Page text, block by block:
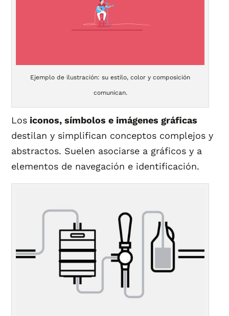
Ejemplo de ilustración: su estilo, color y composición
comunican.
Los iconos, símbolos e imágenes gráficas
destilan y simplifican conceptos complejos y
abstractos. Suelen asociarse a gráficos y a
elementos de navegación e identificación.